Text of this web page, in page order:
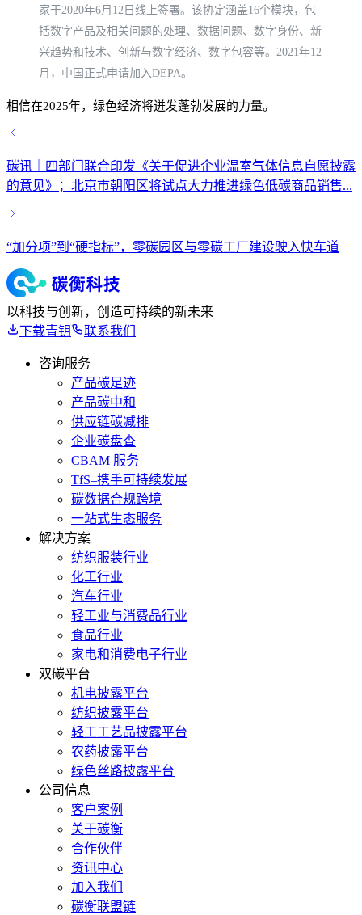
家于2020年6月12日线上签署。该协定涵盖16个模块，包
括数字产品及相关问题的处理、数据问题、数字身份、新
兴趋势和技术、创新与数字经济、数字包容等。2021年12
月，中国正式申请加入DEPA。
相信在2025年，绿色经济将迸发蓬勃发展的力量。
碳讯｜四部门联合印发《关于促进企业温室气体信息自愿披露
的意见》；北京市朝阳区将试点大力推进绿色低碳商品销售...
“加分项”到“硬指标”，零碳园区与零碳工厂建设驶入快车道
以科技与创新，创造可持续的新未来
下载青钥
联系我们
咨询服务
产品碳足迹
产品碳中和
供应链碳减排
企业碳盘查
CBAM 服务
TfS–携手可持续发展
碳数据合规跨境
一站式生态服务
解决方案
纺织服装行业
化工行业
汽车行业
轻工业与消费品行业
食品行业
家电和消费电子行业
双碳平台
机电披露平台
纺织披露平台
轻工工艺品披露平台
农药披露平台
绿色丝路披露平台
公司信息
客户案例
关于碳衡
合作伙伴
资讯中心
加入我们
碳衡联盟链